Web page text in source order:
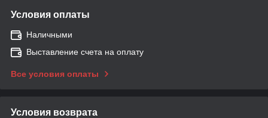
Условия оплаты
Наличными
Выставление счета на оплату
Все условия оплаты
Условия возврата